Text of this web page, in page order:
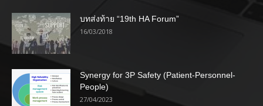
บทส่งท้าย “19th HA Forum”
16/03/2018
Synergy for 3P Safety (Patient-Personnel-
People)
27/04/2023